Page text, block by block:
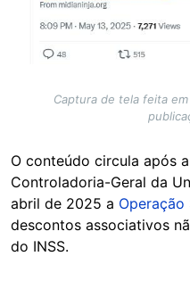
Captura de tela feita
O conteúdo circula após
Controladoria-Geral da
abril de 2025 a Operação
descontos associativos
do INSS.